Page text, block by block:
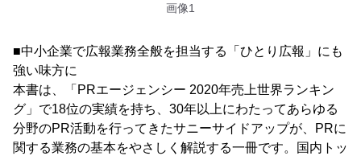
画像1
■中小企業で広報業務全般を担当する「ひとり広報」にも
強い味方に
本書は、「PRエージェンシー 2020年売上世界ランキン
グ」で18位の実績を持ち、30年以上にわたってあらゆる
分野のPR活動を行ってきたサニーサイドアップが、PRに
関する業務の基本をやさしく解説する一冊です。国内トッ